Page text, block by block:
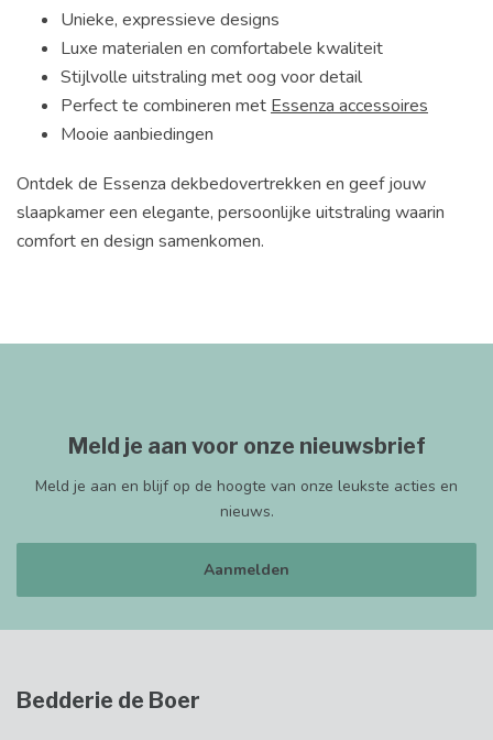
Unieke, expressieve designs
Luxe materialen en comfortabele kwaliteit
Stijlvolle uitstraling met oog voor detail
Perfect te combineren met Essenza accessoires
Mooie aanbiedingen
Ontdek de Essenza dekbedovertrekken en geef jouw
slaapkamer een elegante, persoonlijke uitstraling waarin
comfort en design samenkomen.
Meld je aan voor onze nieuwsbrief
Meld je aan en blijf op de hoogte van onze leukste acties en
nieuws.
Aanmelden
Bedderie de Boer